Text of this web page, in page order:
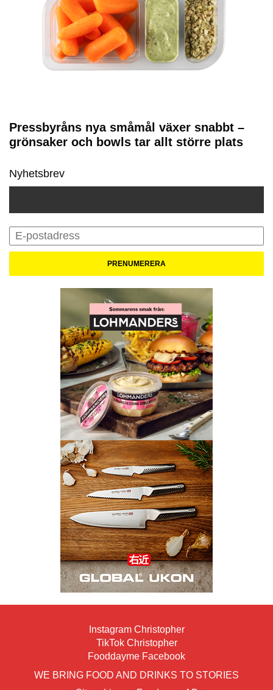
Pressbyråns nya småmål växer snabbt –
grönsaker och bowls tar allt större plats
Nyhetsbrev
Instagram Christopher
TikTok Christopher
Fooddayme Facebook
WE BRING FOOD AND DRINKS TO STORIES